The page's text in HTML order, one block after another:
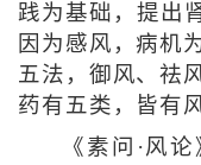
践为基础，提出
因为感风，病机
五法，御风、祛
药有五类，皆有
《素问·风